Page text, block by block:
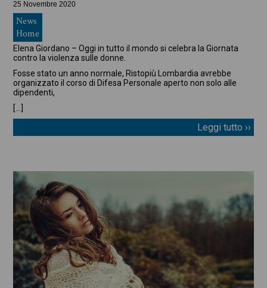
25 Novembre 2020
News
Home
Elena Giordano – Oggi in tutto il mondo si celebra la Giornata
contro la violenza sulle donne.
Fosse stato un anno normale, Ristopiù Lombardia avrebbe
organizzato il corso di Difesa Personale aperto non solo alle
dipendenti,
[…]
Leggi tutto ››